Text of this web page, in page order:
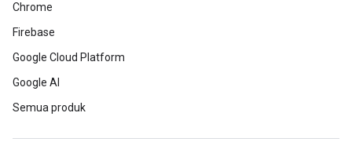
Chrome
Firebase
Google Cloud Platform
Google AI
Semua produk